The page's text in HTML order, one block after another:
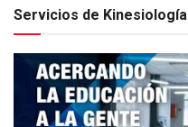
Servicios de Kinesiología